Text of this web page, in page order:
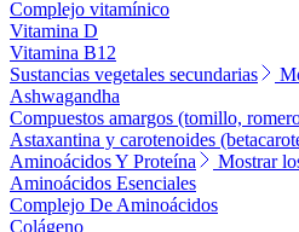
Complejo vitamínico
Vitamina D
Vitamina B12
Sustancias vegetales secundarias
Ashwagandha
Compuestos amargos (tomillo,
Astaxantina y carotenoides
Aminoácidos Y Proteína
Mostrar
Aminoácidos Esenciales
Complejo De Aminoácidos
Colágeno